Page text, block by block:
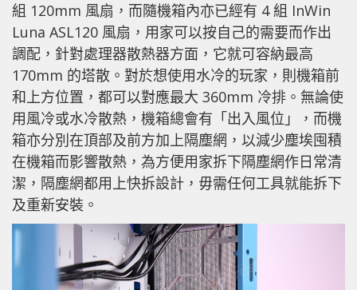
組 120mm 風扇，而隨機箱內亦已經有 4 組 InWin
Luna ASL120 風扇，用家可以按自己的需要而作出
調配，針對處理器散熱器方面，它就可容納最高
170mm 的塔散。對於想使用水冷的玩家，則機箱前
和上方位置，都可以對應最大 360mm 冷排。無論使
用風冷或水冷散熱，機箱總會有「出入風位」，而機
箱亦分別在頂部及前方加上隔塵網，以減少塵埃囤積
在機箱而影響散熱，為方便用家拆下隔塵網作日常清
潔，隔塵網都用上快拆設計，毋需任何工具就能拆下
及重新安裝。